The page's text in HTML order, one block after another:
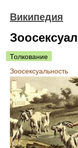
Википедия
Толкование
Зоосексуальность